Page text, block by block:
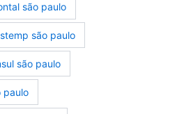
são paulo
são paulo
são paulo
paulo